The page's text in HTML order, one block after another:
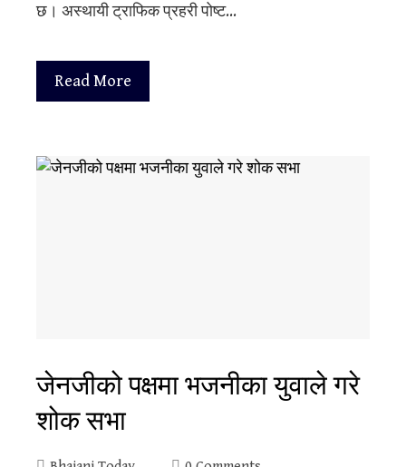
छ। अस्थायी ट्राफिक प्रहरी पोष्ट…
Read More
जेनजीको पक्षमा भजनीका युवाले गरे
शोक सभा